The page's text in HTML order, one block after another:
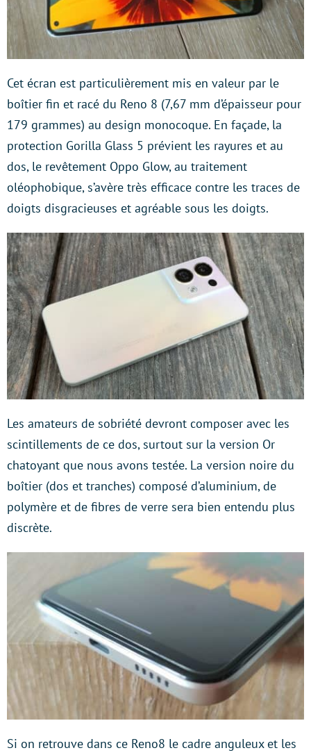
Cet écran est particulièrement mis en valeur par le
boîtier fin et racé du Reno 8 (7,67 mm d’épaisseur pour
179 grammes) au design monocoque. En façade, la
protection Gorilla Glass 5 prévient les rayures et au
dos, le revêtement Oppo Glow, au traitement
oléophobique, s’avère très efficace contre les traces de
doigts disgracieuses et agréable sous les doigts.
Les amateurs de sobriété devront composer avec les
scintillements de ce dos, surtout sur la version Or
chatoyant que nous avons testée. La version noire du
boîtier (dos et tranches) composé d’aluminium, de
polymère et de fibres de verre sera bien entendu plus
discrète.
Si on retrouve dans ce Reno8 le cadre anguleux et les